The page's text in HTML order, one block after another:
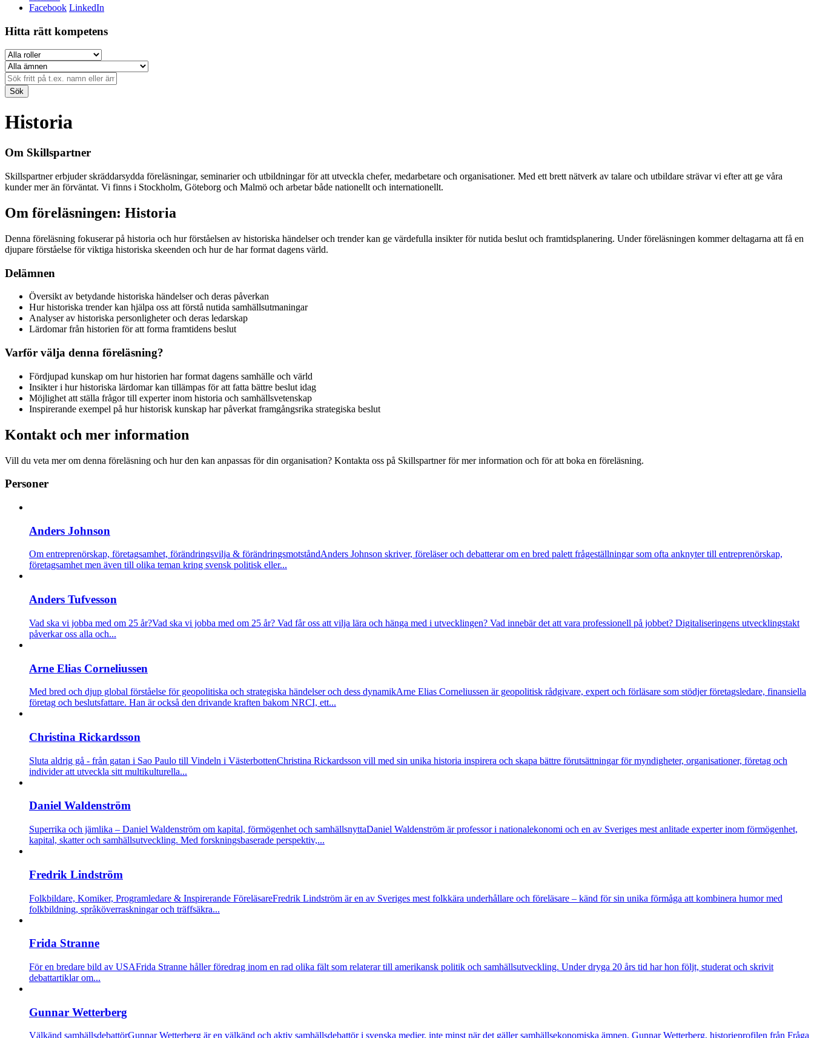
Facebook LinkedIn
Hitta rätt kompetens
Sök
Historia
Om Skillspartner
Skillspartner erbjuder skräddarsydda föreläsningar, seminarier och utbildningar för att utveckla chefer, medarbetare och organisationer. Med ett brett nätverk av talare och utbildare strävar vi efter att ge våra
kunder mer än förväntat. Vi finns i Stockholm, Göteborg och Malmö och arbetar både nationellt och internationellt.
Om föreläsningen: Historia
Denna föreläsning fokuserar på historia och hur förståelsen av historiska händelser och trender kan ge värdefulla insikter för nutida beslut och framtidsplanering. Under föreläsningen kommer deltagarna att få en
djupare förståelse för viktiga historiska skeenden och hur de har format dagens värld.
Delämnen
Översikt av betydande historiska händelser och deras påverkan
Hur historiska trender kan hjälpa oss att förstå nutida samhällsutmaningar
Analyser av historiska personligheter och deras ledarskap
Lärdomar från historien för att forma framtidens beslut
Varför välja denna föreläsning?
Fördjupad kunskap om hur historien har format dagens samhälle och värld
Insikter i hur historiska lärdomar kan tillämpas för att fatta bättre beslut idag
Möjlighet att ställa frågor till experter inom historia och samhällsvetenskap
Inspirerande exempel på hur historisk kunskap har påverkat framgångsrika strategiska beslut
Kontakt och mer information
Vill du veta mer om denna föreläsning och hur den kan anpassas för din organisation? Kontakta oss på Skillspartner för mer information och för att boka en föreläsning.
Personer
Anders Johnson
Om entreprenörskap, företagsamhet, förändringsvilja & förändringsmotståndAnders Johnson skriver, föreläser och debatterar om en bred palett frågeställningar som ofta anknyter till entreprenörskap,
företagsamhet men även till olika teman kring svensk politisk eller...
Anders Tufvesson
Vad ska vi jobba med om 25 år?Vad ska vi jobba med om 25 år? Vad får oss att vilja lära och hänga med i utvecklingen? Vad innebär det att vara professionell på jobbet? Digitaliseringens utvecklingstakt
påverkar oss alla och...
Arne Elias Corneliussen
Med bred och djup global förståelse för geopolitiska och strategiska händelser och dess dynamikArne Elias Corneliussen är geopolitisk rådgivare, expert och förläsare som stödjer företagsledare, finansiella
företag och beslutsfattare. Han är också den drivande kraften bakom NRCI, ett...
Christina Rickardsson
Sluta aldrig gå - från gatan i Sao Paulo till Vindeln i VästerbottenChristina Rickardsson vill med sin unika historia inspirera och skapa bättre förutsättningar för myndigheter, organisationer, företag och
individer att utveckla sitt multikulturella...
Daniel Waldenström
Superrika och jämlika – Daniel Waldenström om kapital, förmögenhet och samhällsnyttaDaniel Waldenström är professor i nationalekonomi och en av Sveriges mest anlitade experter inom förmögenhet,
kapital, skatter och samhällsutveckling. Med forskningsbaserade perspektiv,...
Fredrik Lindström
Folkbildare, Komiker, Programledare & Inspirerande FöreläsareFredrik Lindström är en av Sveriges mest folkkära underhållare och föreläsare – känd för sin unika förmåga att kombinera humor med
folkbildning, språköverraskningar och träffsäkra...
Frida Stranne
För en bredare bild av USAFrida Stranne håller föredrag inom en rad olika fält som relaterar till amerikansk politik och samhällsutveckling. Under dryga 20 års tid har hon följt, studerat och skrivit
debattartiklar om...
Gunnar Wetterberg
Välkänd samhällsdebattörGunnar Wetterberg är en välkänd och aktiv samhällsdebattör i svenska medier, inte minst när det gäller samhällsekonomiska ämnen. Gunnar Wetterberg, historieprofilen från Fråga